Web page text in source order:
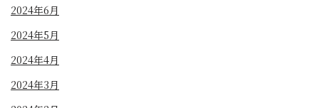
2024年6月
2024年5月
2024年4月
2024年3月